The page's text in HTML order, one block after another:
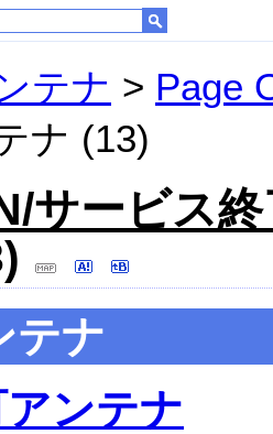
テナ > Page
ナ (13)
サービス
テナ
ンテナ